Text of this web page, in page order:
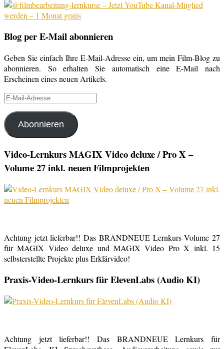
Blog per E-Mail abonnieren
Geben Sie einfach Ihre E-Mail-Adresse ein, um mein Film-Blog zu
abonnieren. So erhalten Sie automatisch eine E-Mail nach
Erscheinen eines neuen Artikels.
E-
Adresse
Abonnieren
Video-Lernkurs MAGIX Video deluxe / Pro X –
Volume 27 inkl. neuen Filmprojekten
Achtung jetzt lieferbar!! Das BRANDNEUE Lernkurs Volume 27
für MAGIX Video deluxe und MAGIX Video Pro X inkl. 15
selbsterstellte Projekte plus Erklärvideo!
Praxis-Video-Lernkurs für ElevenLabs (Audio KI)
Achtung jetzt lieferbar!! Das BRANDNEUE Lernkurs für